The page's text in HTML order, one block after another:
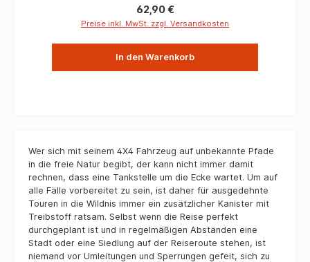
werden. Eine Kanisterfach-Einheit sollte nicht
mehr als aus 3 Kanisterfächern bestellen, dann
Das heißt ein Kanisterstaufach-Basisteil sollte
mit maximal zwei Anbauteilen ergänzt werden.
So können in den Kanisterfächern in einer
Regulärer Preis:
62,90 €
Preise inkl. MwSt. zzgl. Versandkosten
In den Warenkorb
Wer sich mit seinem 4X4 Fahrzeug auf unbekannte Pfade
in die freie Natur begibt, der kann nicht immer damit
rechnen, dass eine Tankstelle um die Ecke wartet. Um auf
alle Fälle vorbereitet zu sein, ist daher für ausgedehnte
Touren in die Wildnis immer ein zusätzlicher Kanister mit
Treibstoff ratsam. Selbst wenn die Reise perfekt
durchgeplant ist und in regelmäßigen Abständen eine
Stadt oder eine Siedlung auf der Reiseroute stehen, ist
niemand vor Umleitungen und Sperrungen gefeit, sich zu